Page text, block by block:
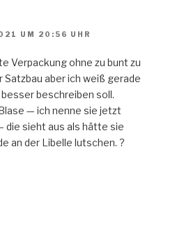
UM 20:56 UHR
Verpackung ohne zu bunt zu
Satzbau aber ich weiß gerade
beschreiben soll.
— ich nenne sie jetzt
die sieht aus als hätte sie
an der Libelle lutschen. ?